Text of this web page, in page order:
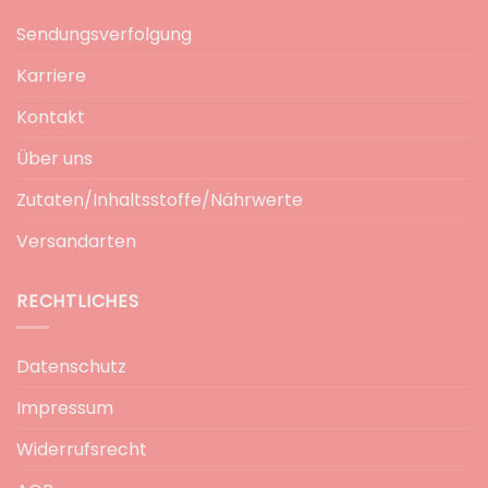
Sendungsverfolgung
Karriere
Kontakt
Über uns
Zutaten/Inhaltsstoffe/Nährwerte
Versandarten
RECHTLICHES
Datenschutz
Impressum
Widerrufsrecht